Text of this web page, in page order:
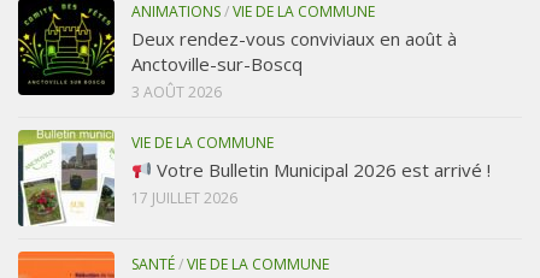
ANIMATIONS/VIE DE LA COMMUNE
Deux rendez-vous conviviaux en août à
Anctoville-sur-Boscq
3 AOÛT 2026
VIE DE LA COMMUNE
Votre Bulletin Municipal 2026 est arrivé !
17 JUILLET 2026
SANTÉ/VIE DE LA COMMUNE